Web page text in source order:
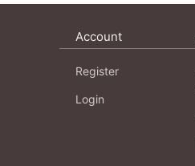
Account
Register
Login